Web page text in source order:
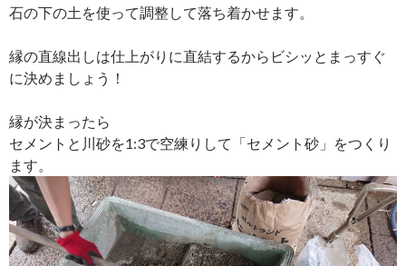
石の下の土を使って調整して落ち着かせます。
縁の直線出しは仕上がりに直結するからビシッとまっすぐ
に決めましょう！
縁が決まったら
セメントと川砂を1:3で空練りして「セメント砂」をつくり
ます。